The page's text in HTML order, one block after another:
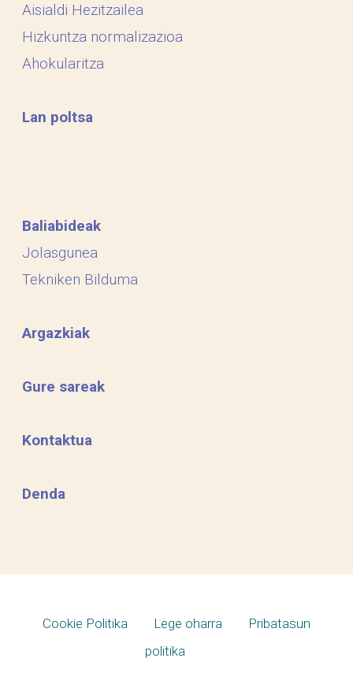
Aisialdi Hezitzailea
Hizkuntza normalizazioa
Ahokularitza
Lan poltsa
Baliabideak
Jolasgunea
Tekniken Bilduma
Argazkiak
Gure sareak
Kontaktua
Denda
Cookie Politika Lege oharra
Pribatasun
politika